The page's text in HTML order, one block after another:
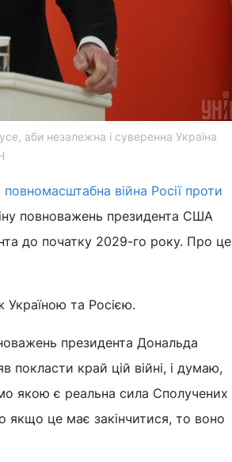
аби незалежна і суверенна Україна
повномасштабна війна Росії проти
повноважень президента США
до початку 2029-го року. Про це
Україною та Росією.
президента Дональда
покласти край цій війні, і думаю,
якою є реальна сила Сполучених
якщо це має закінчитися, то воно